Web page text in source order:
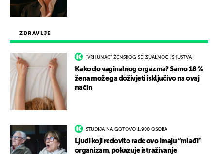
ZDRAVLJE
"VRHUNAC" ŽENSKOG SEKSUALNOG ISKUSTVA
Kako do vaginalnog orgazma? Samo 18 %
žena može ga doživjeti isključivo na ovaj
način
STUDIJA NA GOTOVO 1.900 OSOBA
Ljudi koji redovito rade ovo imaju “mlađi”
organizam, pokazuje istraživanje